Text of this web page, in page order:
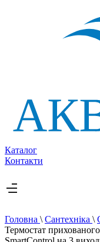
Каталог
Контакти
Головна \ Сантехніка \
Термостат